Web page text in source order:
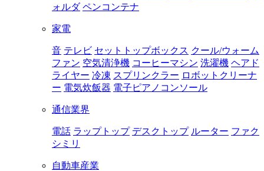
ォルダ ペンコンテナ
家電
音 テレビ セットトップボックス クール/ウォーム
ファン 空気清浄機 コーヒーマシン 洗濯機 ヘアド
ライヤー 冷凍 スプリンクラー ロボットクリーナ
ー 電気炊飯器 電子ピアノコンソール
通信業界
電話 ラップトップ デスクトップ ルーター ファク
シミリ
自動車産業